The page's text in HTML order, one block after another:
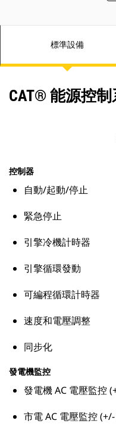
標準設備
CAT® 能源控制
控制器
自動/起動/停止
緊急停止
引擎冷機計時器
引擎循環發動
可編程循環計時器
速度和電壓調整
同步化
發電機監控
發電機 AC 電壓監控
市電 AC 電壓監控